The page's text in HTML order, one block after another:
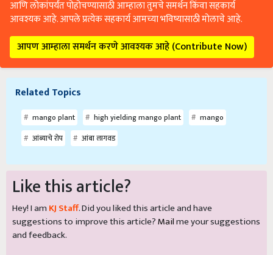
आणि लोकांपर्यंत पोहोचण्यासाठी आम्हाला तुमचे समर्थन किंवा सहकार्य
आवश्यक आहे. आपले प्रत्येक सहकार्य आमच्या भविष्यासाठी मोलाचे आहे.
आपण आम्हाला समर्थन करणे आवश्यक आहे (Contribute Now)
Related Topics
mango plant high yielding mango plant
mango
आंब्याचे रोप
आंबा लागवड
Like this article?
Hey! I am KJ Staff. Did you liked this article and have
suggestions to improve this article?Mailme your suggestions
and feedback.